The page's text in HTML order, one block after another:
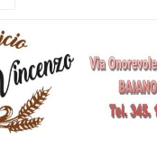
Usura ed estorsioni aggravate
SANT’Oggi. Venerdì 29 agosto